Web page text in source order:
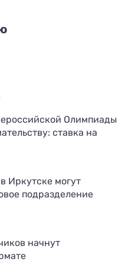
Олимпиады
ставка на
Иркутске могут
подразделение
начнут